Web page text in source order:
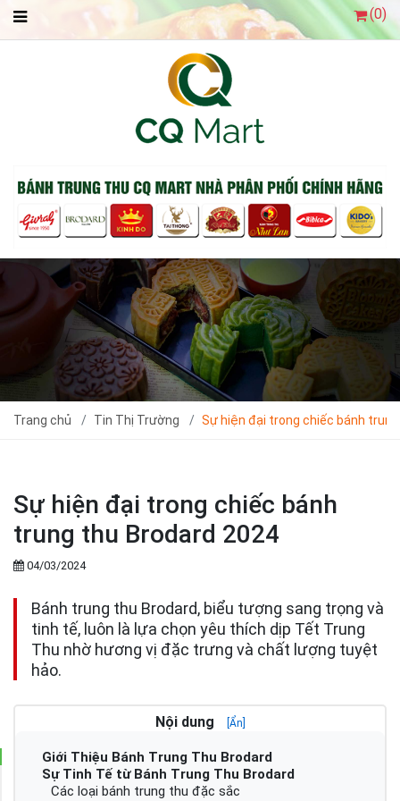
(0)
Trang chủ Tin Thị Trường Sự hiện đại trong chiếc bánh
Sự hiện đại trong chiếc bánh
trung thu Brodard 2024
04/03/2024
Bánh trung thu Brodard, biểu tượng sang trọng và
tinh tế, luôn là lựa chọn yêu thích dịp Tết Trung
Thu nhờ hương vị đặc trưng và chất lượng tuyệt
hảo.
Nội dung [Ẩn]
Giới Thiệu Bánh Trung Thu Brodard
Sự Tinh Tế từ Bánh Trung Thu Brodard
Các loại bánh trung thu đặc sắc